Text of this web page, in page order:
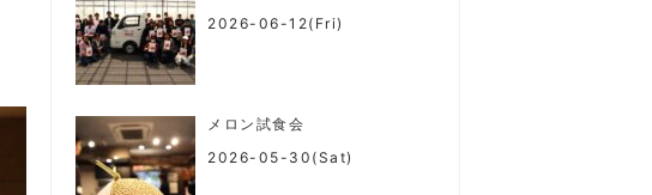
2026-06-12(Fri)
メロン試食会
2026-05-30(Sat)